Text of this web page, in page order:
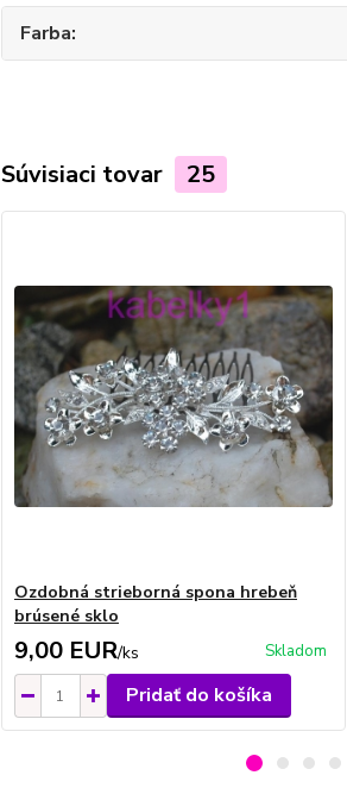
Farba
Súvisiaci tovar 25
Ozdobná strieborná spona hrebeň
brúsené sklo
9,00 EUR/ks Skladom
Pridať do košíka